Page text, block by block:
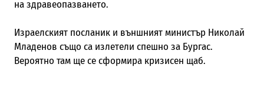
на здравеопазването.
Израелският посланик и външният министър Николай
Младенов също са излетели спешно за Бургас.
Вероятно там ще се сформира кризисен щаб.